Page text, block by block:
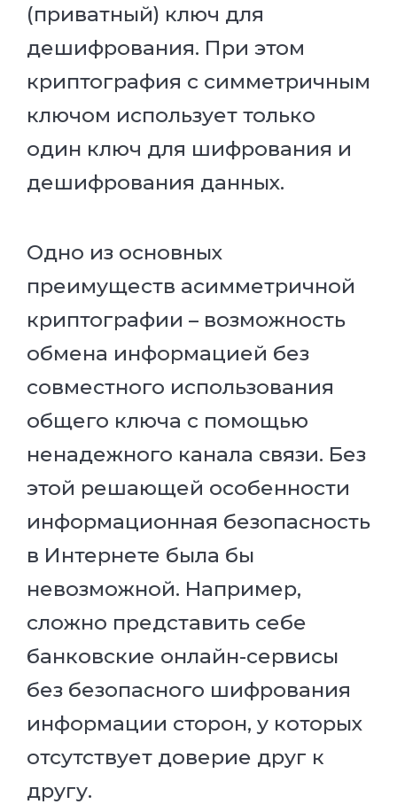
(приватный) ключ для
дешифрования. При этом
криптография с симметричным
ключом использует только
один ключ для шифрования и
дешифрования данных.
Одно из основных
преимуществ асимметричной
криптографии – возможность
обмена информацией без
совместного использования
общего ключа с помощью
ненадежного канала связи. Без
этой решающей особенности
информационная безопасность
в Интернете была бы
невозможной. Например,
сложно представить себе
банковские онлайн-сервисы
без безопасного шифрования
информации сторон, у которых
отсутствует доверие друг к
другу.